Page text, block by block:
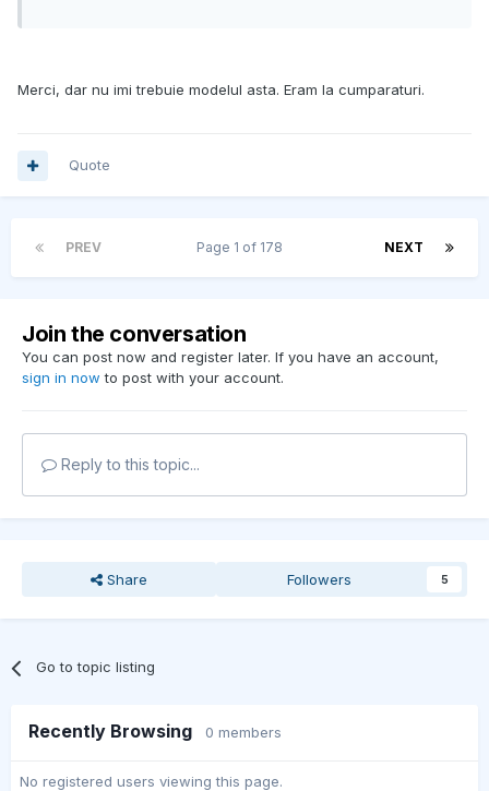
Merci, dar nu imi trebuie modelul asta. Eram la cumparaturi.
Quote
PREV NEXT
Page 1 of 178
Join the conversation
You can post now and register later. If you have an account,
sign in now to post with your account.
Reply to this topic...
Share Followers 5
Go to topic listing
Recently Browsing 0 members
No registered users viewing this page.